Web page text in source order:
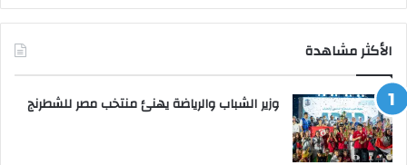
الأكثر مشاهدة
وزير الشباب والرياضة يهنئ منتخب مصر للشطرنج